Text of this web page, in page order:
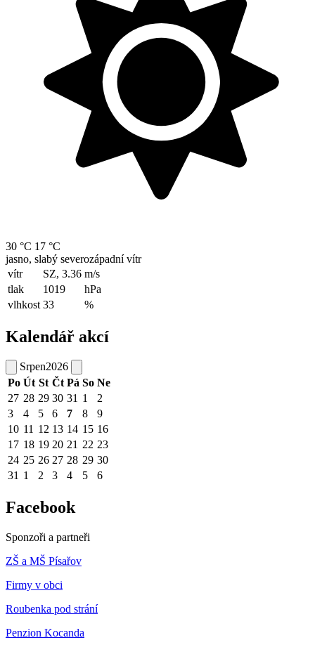
30 °C 17 °C
jasno, slabý severozápadní vítr
vítr
SZ, 3.36 m/s
tlak
1019
hPa
vlhkost 33 %
Kalendář akcí
Srpen2026
Po Út St Čt Pá So Ne
27 28 29 30 31 1
2
3
4 5 6 7 8
9
10 11 12 13 14 15 16
17 18 19 20 21 22 23
24 25 26 27 28 29 30
31 1 2 3 4 5 6
Facebook
Sponzoři a partneři
ZŠ a MŠ Písařov
Firmy v obci
Roubenka pod strání
Penzion Kocanda